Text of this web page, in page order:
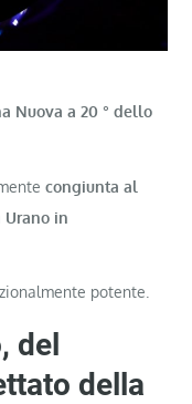
Nuova a 20 °dello
congiunta al
Urano in
potente.
del
della